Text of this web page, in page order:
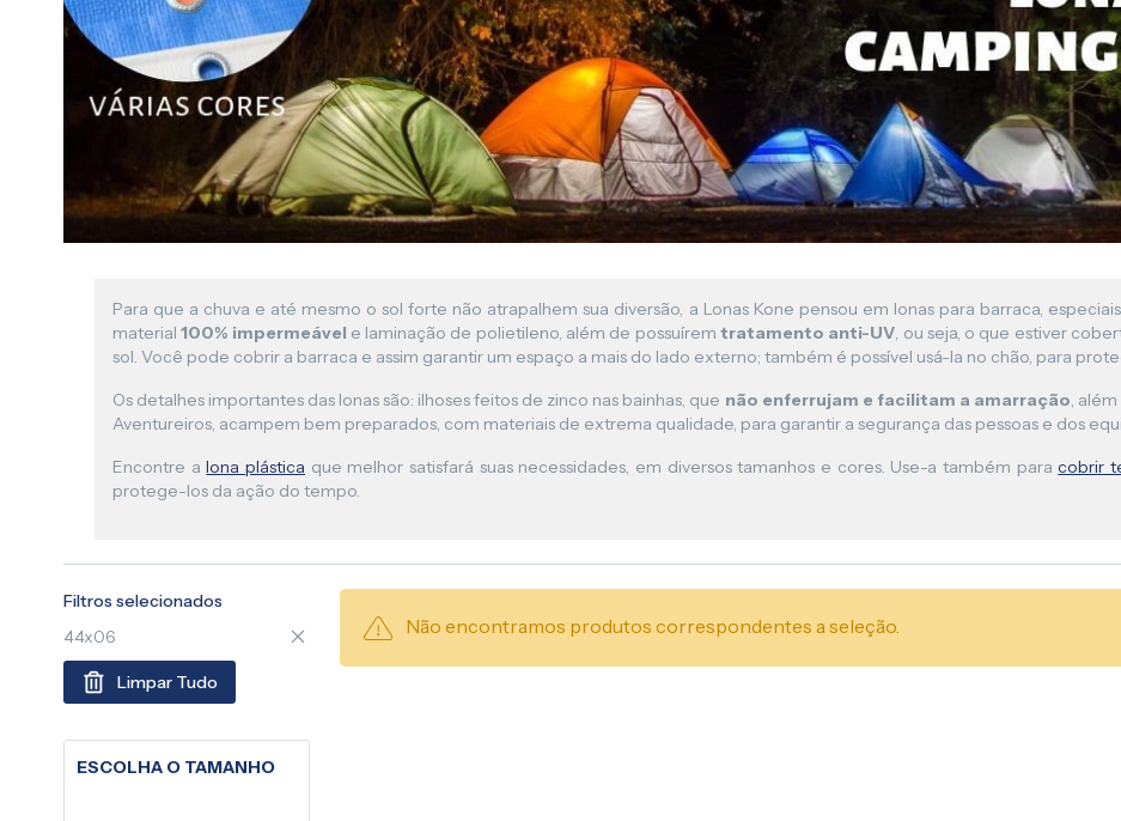
Lona para Pergolado
Para que a chuva e até mesmo o sol forte não atrapalhem sua diversão, a Lonas Kone pensou em lonas para barraca,
material100% impermeável e laminação de polietileno, além de possuírem tratamento anti-UV, ou seja, o que estiver
sol. Você pode cobrir a barraca e assim garantir um espaço a mais do lado externo; também é possível usá-la no chão, para
Os detalhes importantes das lonas são: ilhoses feitos de zinco nas bainhas, que não enferrujam e facilitam a amarração,
Aventureiros, acampem bem preparados, com materiais de extrema qualidade, para garantir a segurança das pessoas e dos
Encontre alona plástica que melhor satisfará suas necessidades, em diversos tamanhos e cores. Use-a também paracobrir
protege-los da ação do tempo.
Não encontramos produtos correspondentes a seleção.
Filtros selecionados
44x06
Limpar Tudo
ESCOLHA O TAMANHO